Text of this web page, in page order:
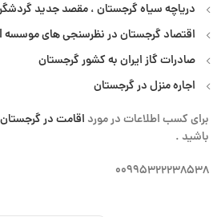
دریاچه سیاه گرجستان ، مقصد جدید
اقتصاد گرجستان در نظرسنجی های موسسه NDI
صادرات گاز ایران به کشور گرجستان
اجاره منزل در گرجستان
برای کسب اطلاعات در مورد اقامت در گرجستان
باشید .
۰۰۹۹۵۳۲۲۲۳۸۵۳۸